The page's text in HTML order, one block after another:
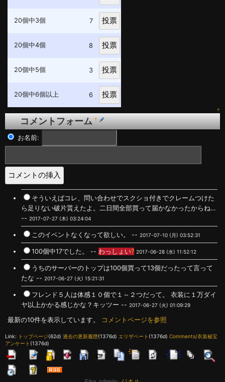
20個中3個 7
20個中4個 8
20個中5個 3
20個中6個以上 6
↑
コメントフォーム†
お名前:
そういえばコレ、問い合わせでスクショ付きでクレームつけた
ら足りない破片貰えたよ。二日間全部買って届かなかったからね…
-- 2017-07-27 (木) 03:24:04
このイベントなくなって欲しい。 -- 2017-07-10 (月) 03:52:31
100個中17でした。 -- わっしょい? 2017-06-28 (水) 11:52:12
うちのサーバーのトップは100個買って13個だったって言って
たな -- 2017-06-27 (火) 15:21:31
フレンド５人は体感１０個で１～２つだって。 衣装に１万ダイ
ヤ以上かかる感じかな？キッツー -- 2017-06-27 (火) 01:09:29
最新の10件を表示しています。 コメントページを参照
Link: トップページ(62d) 過去の更新履歴(1376d) エリザベート (1376d) Comments/衣装秘宝
アンケート (1376d)